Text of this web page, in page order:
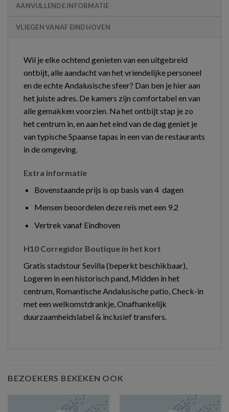
AANVULLENDE INFORMATIE
VLIEGEN VANAF EINDHOVEN
Wil je elke ochtend genieten van een uitgebreid
ontbijt, alle aandacht van het vriendelijke personeel
en de echte Andalusische sfeer? Dan ben je hier aan
het juiste adres. De kamers zijn comfortabel en van
alle gemakken voorzien. Na het ontbijt stap je zo
het centrum in, en aan het eind van de dag geniet je
van typische Spaanse tapas in een van de restaurants
in de omgeving.
Extra informatie
Bovenstaande prijs is op basis van 4 dagen
Mensen beoordelen deze reis met een 9.2
Vertrek vanaf Eindhoven
H10 Corregidor Boutique in het kort
Gratis stadstour Sevilla (beperkt beschikbaar),
Logeren in een historisch pand, Midden in het
centrum, Romantische Andalusische patio, Check-in
met een welkomstdrankje, Onafhankelijk
duurzaamheidslabel & inclusief transfers.
BEZOEKERS BEKEKEN OOK